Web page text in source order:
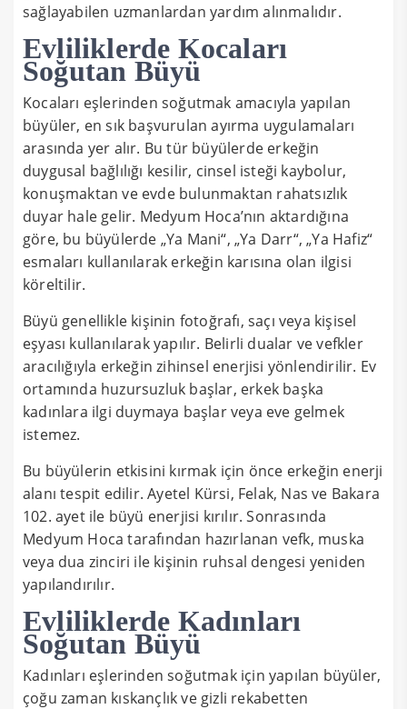
sağlayabilen uzmanlardan yardım alınmalıdır.
Evliliklerde Kocaları
Soğutan Büyü
Kocaları eşlerinden soğutmak amacıyla yapılan
büyüler, en sık başvurulan ayırma uygulamaları
arasında yer alır. Bu tür büyülerde erkeğin
duygusal bağlılığı kesilir, cinsel isteği kaybolur,
konuşmaktan ve evde bulunmaktan rahatsızlık
duyar hale gelir. Medyum Hoca’nın aktardığına
göre, bu büyülerde „Ya Mani“, „Ya Darr“, „Ya Hafiz“
esmaları kullanılarak erkeğin karısına olan ilgisi
köreltilir.
Büyü genellikle kişinin fotoğrafı, saçı veya kişisel
eşyası kullanılarak yapılır. Belirli dualar ve vefkler
aracılığıyla erkeğin zihinsel enerjisi yönlendirilir. Ev
ortamında huzursuzluk başlar, erkek başka
kadınlara ilgi duymaya başlar veya eve gelmek
istemez.
Bu büyülerin etkisini kırmak için önce erkeğin enerji
alanı tespit edilir. Ayetel Kürsi, Felak, Nas ve Bakara
102. ayet ile büyü enerjisi kırılır. Sonrasında
Medyum Hoca tarafından hazırlanan vefk, muska
veya dua zinciri ile kişinin ruhsal dengesi yeniden
yapılandırılır.
Evliliklerde Kadınları
Soğutan Büyü
Kadınları eşlerinden soğutmak için yapılan büyüler,
çoğu zaman kıskançlık ve gizli rekabetten